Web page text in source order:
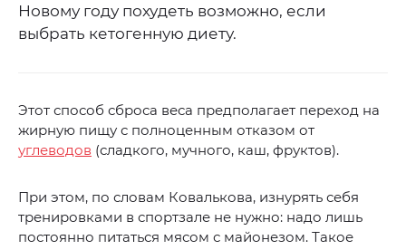
Новому году похудеть возможно, если
выбрать кетогенную диету.
Этот способ сброса веса предполагает переход на
жирную пищу с полноценным отказом от
углеводов (сладкого, мучного, каш, фруктов).
При этом, по словам Ковалькова, изнурять себя
тренировками в спортзале не нужно: надо лишь
постоянно питаться мясом с майонезом. Такое